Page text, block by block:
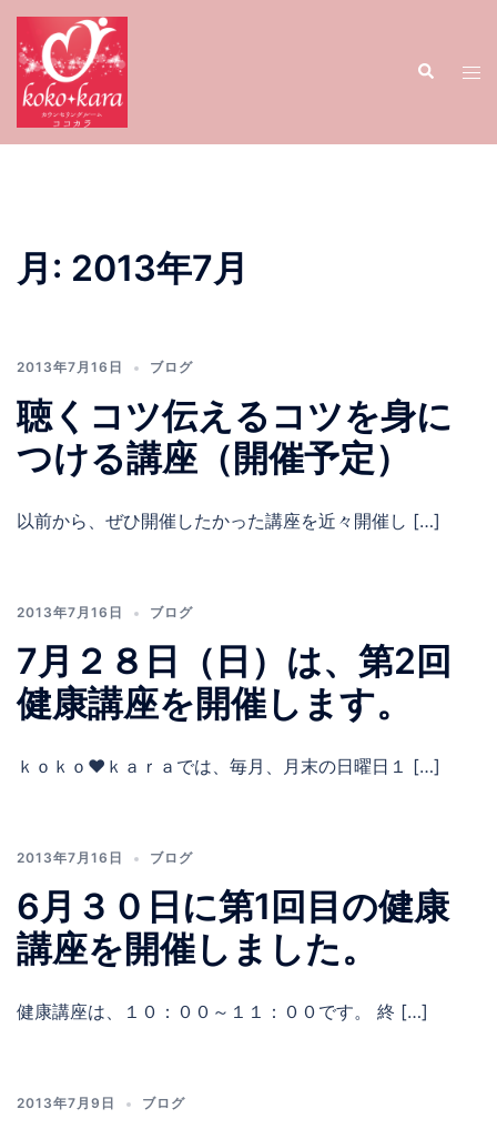
検
ト
月: 2013年7月
2013年7月16日 ブログ
聴くコツ伝えるコツを身に
つける講座（開催予定）
以前から、ぜひ開催したかった講座を近々開催し […]
2013年7月16日 ブログ
7月２８日（日）は、第2回
健康講座を開催します。
ｋｏｋｏ♥ｋａｒａでは、毎月、月末の日曜日１ […]
2013年7月16日 ブログ
6月３０日に第1回目の健康
講座を開催しました。
健康講座は、１０：００～１１：００です。 終 […]
2013年7月9日 ブログ